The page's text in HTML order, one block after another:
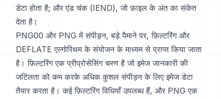
डेटा होता है; और एंड चंक (IEND), जो फ़ाइल के अंत का संकेत
देता है।
PNG00 और PNG में संपीड़न, बड़े पैमाने पर, फ़िल्टरिंग और
DEFLATE एल्गोरिथम के संयोजन के माध्यम से प्राप्त किया जाता
है। फ़िल्टरिंग एक प्रीप्रोसेसिंग चरण है जो इमेज जानकारी की
जटिलता को कम करके अधिक कुशल संपीड़न के लिए इमेज डेटा
तैयार करता है। कई फ़िल्टरिंग विधियाँ उपलब्ध हैं, और PNG एक